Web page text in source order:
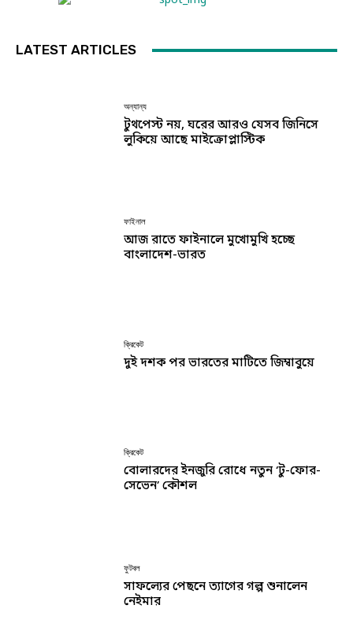
LATEST ARTICLES
অন্যান্য
টুথপেস্ট নয়, ঘরের আরও যেসব জিনিসে
লুকিয়ে আছে মাইক্রোপ্লাস্টিক
ফাইনাল
আজ রাতে ফাইনালে মুখোমুখি হচ্ছে
বাংলাদেশ-ভারত
ক্রিকেট
দুই দশক পর ভারতের মাটিতে জিম্বাবুয়ে
ক্রিকেট
বোলারদের ইনজুরি রোধে নতুন ‘টু-ফোর-
সেভেন’ কৌশল
ফুটবল
সাফল্যের পেছনে ত্যাগের গল্প শুনালেন
নেইমার